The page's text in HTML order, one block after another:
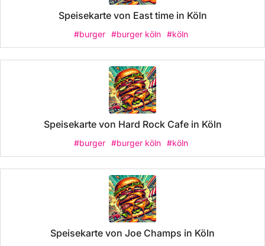
Speisekarte von East time in Köln
#burger #burger köln #köln
Speisekarte von Hard Rock Cafe in Köln
#burger #burger köln #köln
Speisekarte von Joe Champs in Köln